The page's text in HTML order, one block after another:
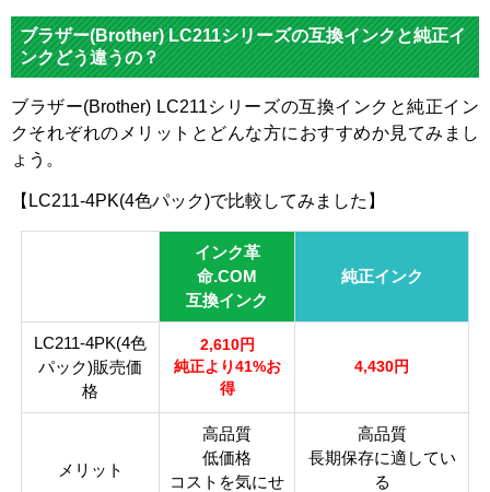
メーカ
ー
ブラザー
純正型
番
LC211B
K
LC211C LC211M LC211Y
カラー
ク
シアン
タ
プ
あり
製品タ
イプ
ブラザー(Brother) LC211シリーズの互換インクと純正イ
ンクどう違うの？
ブラザー(Brother) LC211シリーズの互換インクと純正イン
クそれぞれのメリットとどんな方におすすめか見てみまし
ょう。
【LC211-4PK(4色パック)で比較してみました】
インク革
命.COM
互換インク
純正インク
LC211-4PK(4色
パック)販売価
格
2,610円
純正より41%お
得
4,430円
メリット
高品質
低価格
コストを気にせ
高品質
長期保存に適してい
る